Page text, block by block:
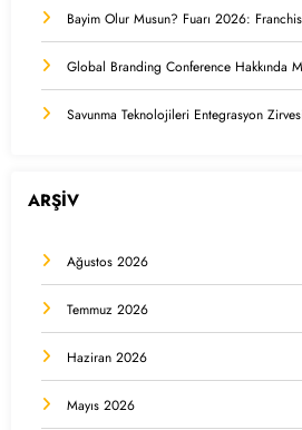
Bayim Olur Musun? Fuarı 2026:
Global Branding Conference Hakkında
Savunma Teknolojileri Entegrasyon
ARŞİV
Ağustos 2026
Temmuz 2026
Haziran 2026
Mayıs 2026